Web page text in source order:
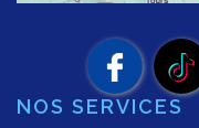
NOS SERVICES